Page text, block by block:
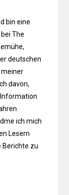
bin eine
The
deutschen
meiner
davon,
ich mich
Lesern
Berichte zu